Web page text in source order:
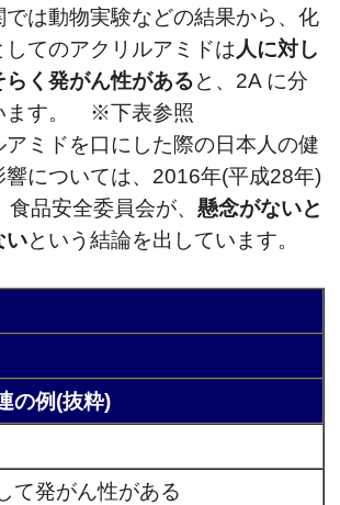
では動物実験などの結果から、化
してのアクリルアミドは人に対し
らく発がん性があると、2A に分
ます。 ※下表参照
アミドを口にした際の日本人の健
響については、2016年(平成28年)
食品安全委員会が、 懸念がないと
いという結論を出しています。
の例(抜粋)
て発がん性がある